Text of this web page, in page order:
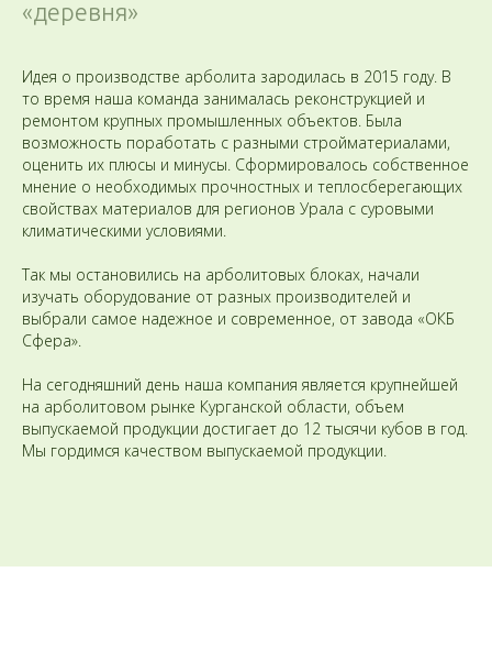
«деревня»
Идея о производстве арболита зародилась в 2015 году. В
то время наша команда занималась реконструкцией и
ремонтом крупных промышленных объектов. Была
возможность поработать с разными стройматериалами,
оценить их плюсы и минусы. Сформировалось собственное
мнение о необходимых прочностных и теплосберегающих
свойствах материалов для регионов Урала с суровыми
климатическими условиями.
Так мы остановились на арболитовых блоках, начали
изучать оборудование от разных производителей и
выбрали самое надежное и современное, от завода «ОКБ
Сфера».
На сегодняшний день наша компания является крупнейшей
на арболитовом рынке Курганской области, объем
выпускаемой продукции достигает до 12 тысячи кубов в год.
Мы гордимся качеством выпускаемой продукции.